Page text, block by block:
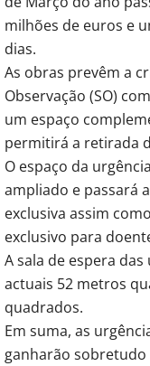
milhões de euros e
dias.
As obras prevêm a
Observação (SO)
um espaço
permitirá a retirada
O espaço da
ampliado e passará
exclusiva assim
exclusivo para
A sala de espera
actuais 52 metros
quadrados.
Em suma, as
ganharão sobretudo